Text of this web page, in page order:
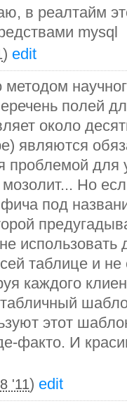
в реалтайм
mysql
) edit
методом
полей
около
являются
проблемой для
Но
фича под
использовать
таблице и
каждого
этот
факто. И
'11) edit